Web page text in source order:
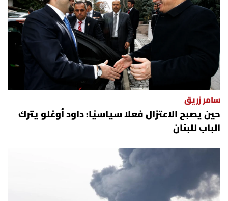
سامر زريق
حين يصبح الاعتزال فعلا سياسيًا: داود أوغلو يترك
الباب للبنان